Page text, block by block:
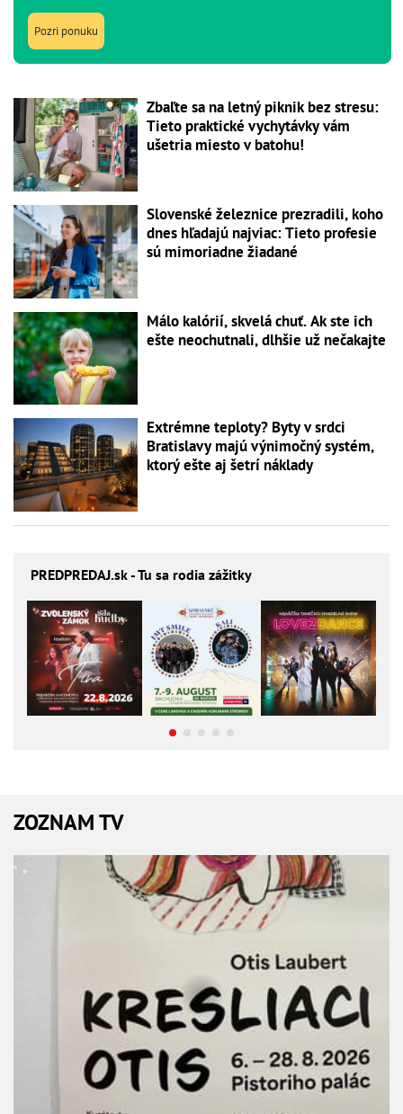
Pozri ponuku
Zbaľte sa na letný piknik bez stresu:
Tieto praktické vychytávky vám
ušetria miesto v batohu!
Slovenské železnice prezradili, koho
dnes hľadajú najviac: Tieto profesie
sú mimoriadne žiadané
Málo kalórií, skvelá chuť. Ak ste ich
ešte neochutnali, dlhšie už nečakajte
Extrémne teploty? Byty v srdci
Bratislavy majú výnimočný systém,
ktorý ešte aj šetrí náklady
PREDPREDAJ.sk - Tu sa rodia zážitky
ZOZNAM TV